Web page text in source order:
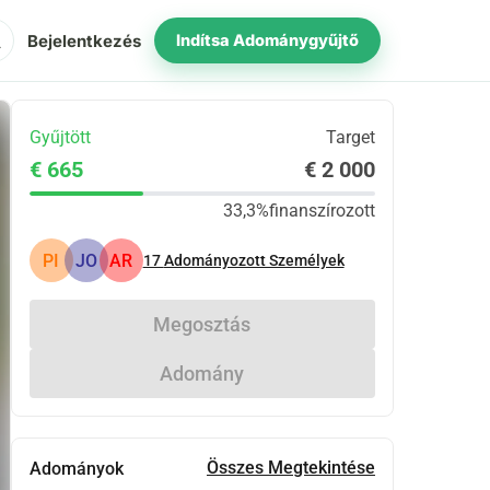
Bejelentkezés Indítsa Adománygyűjtő
Gyűjtött Target
€ 665 € 2 000
33,3%finanszírozott
PI JO AR 17Adományozott Személyek
Megosztás
Adomány
Adományok Összes Megtekintése